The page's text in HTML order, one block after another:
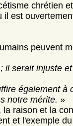
chrétien
est
peuvent
serait injuste
également à
notre mérite. »
raison et la
et l'exemple